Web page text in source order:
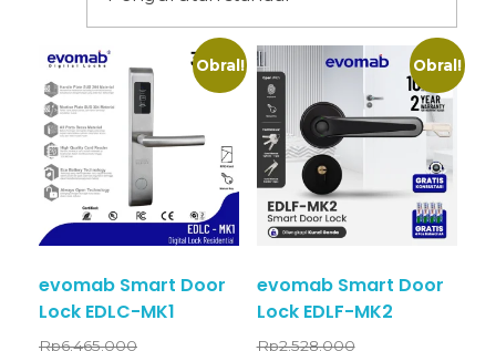
Obral!
evomab Smart Door
Lock EDLC-MK1
Rp6.465.000
Obral!
evomab Smart Door
Lock EDLF-MK2
Rp2.528.000